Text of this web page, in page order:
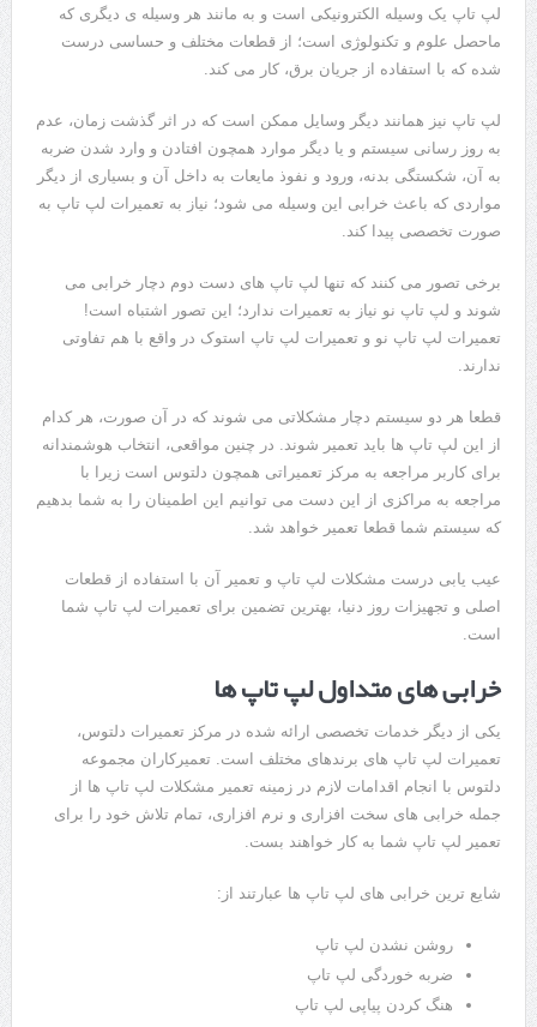
لپ تاپ یک وسیله الکترونیکی است و به مانند هر وسیله ی دیگری که
ماحصل علوم و تکنولوژی است؛ از قطعات مختلف و حساسی درست
شده که با استفاده از جریان برق، کار می کند.
لپ تاپ نیز همانند دیگر وسایل ممکن است که در اثر گذشت زمان، عدم
به روز رسانی سیستم و یا دیگر موارد همچون افتادن و وارد شدن ضربه
به آن، شکستگی بدنه، ورود و نفوذ مایعات به داخل آن و بسیاری از دیگر
مواردی که باعث خرابی این وسیله می شود؛ نیاز به تعمیرات لپ تاپ به
صورت تخصصی پیدا کند.
برخی تصور می کنند که تنها لپ تاپ های دست دوم دچار خرابی می
شوند و لپ تاپ نو نیاز به تعمیرات ندارد؛ این تصور اشتباه است!
تعمیرات لپ تاپ نو و تعمیرات لپ تاپ استوک در واقع با هم تفاوتی
ندارند.
قطعا هر دو سیستم دچار مشکلاتی می شوند که در آن صورت، هر کدام
از این لپ تاپ ها باید تعمیر شوند. در چنین مواقعی، انتخاب هوشمندانه
برای کاربر مراجعه به مرکز‌ تعمیراتی همچون دلتوس است زیرا با
مراجعه به مراکزی از این دست می توانیم این اطمینان را به شما بدهیم
که سیستم شما قطعا تعمیر خواهد شد.
عیب یابی درست مشکلات لپ تاپ و تعمیر آن با استفاده از قطعات
اصلی و تجهیزات روز دنیا، بهترین تضمین برای تعمیرات لپ تاپ شما
است.
خرابی های متداول لپ تاپ ها
یکی از دیگر خدمات تخصصی ارائه شده در مرکز تعمیرات دلتوس،
تعمیرات لپ تاپ های برندهای مختلف است. تعمیرکاران مجموعه
دلتوس با انجام اقدامات لازم در زمینه تعمیر مشکلات لپ تاپ ها از
جمله خرابی های سخت افزاری و نرم افزاری، تمام تلاش خود را برای
تعمیر لپ تاپ شما به کار خواهند بست.
شایع ترین خرابی های لپ تاپ ها عبارتند از:
روشن نشدن لپ تاپ
ضربه خوردگی لپ تاپ
هنگ کردن پیاپی لپ تاپ